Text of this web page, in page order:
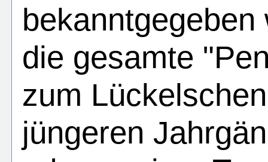
die gesamte
zum
jüngeren